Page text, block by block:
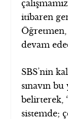
itibaren
devam
SBS’nin
sınavın bu
belirterek,
sistemde;